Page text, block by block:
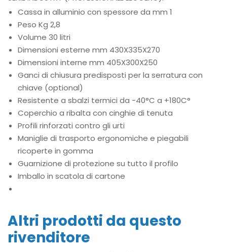
Cassa in alluminio con spessore da mm 1
Peso Kg 2,8
Volume 30 litri
Dimensioni esterne mm 430X335X270
Dimensioni interne mm 405X300X250
Ganci di chiusura predisposti per la serratura con
chiave (optional)
Resistente a sbalzi termici da -40°C a +180C°
Coperchio a ribalta con cinghie di tenuta
Profili rinforzati contro gli urti
Maniglie di trasporto ergonomiche e piegabili
ricoperte in gomma
Guarnizione di protezione su tutto il profilo
Imballo in scatola di cartone
Altri prodotti da questo
rivenditore